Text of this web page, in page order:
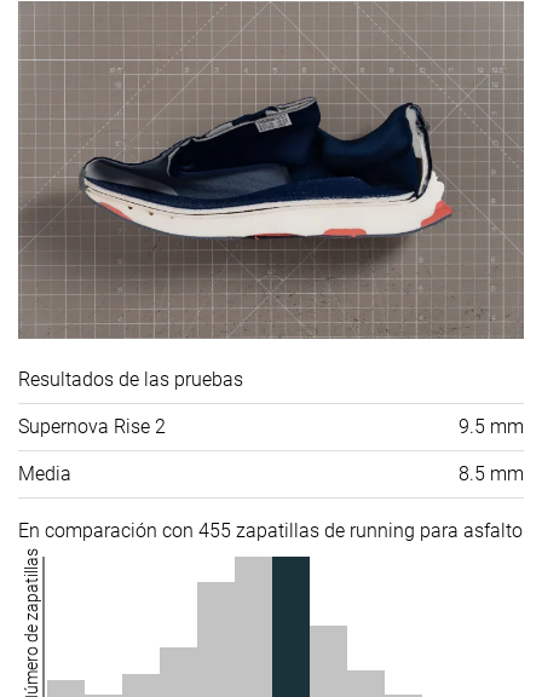
Resultados de las pruebas
Supernova Rise 2 9.5 mm
Media 8.5 mm
En comparación con 455 zapatillas de running para asfalto
Número de zapatillas